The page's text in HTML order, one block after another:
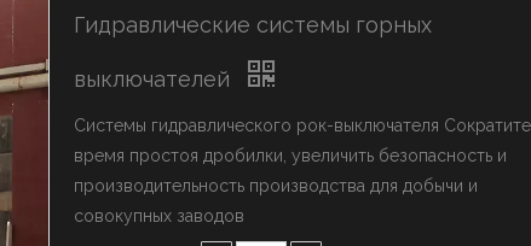
марки YZH
Rammer
Гидравлические системы горных
выключателей
Системы гидравлического рок-выключателя Сократите
время простоя дробилки, увеличить безопасность и
производительность производства для добычи и
совокупных заводов